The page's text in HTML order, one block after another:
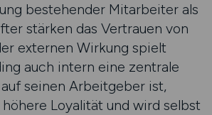
bestehender Mitarbeiter als
stärken das Vertrauen von
externen Wirkung spielt
auch intern eine zentrale
seinen Arbeitgeber ist,
Loyalität und wird selbst